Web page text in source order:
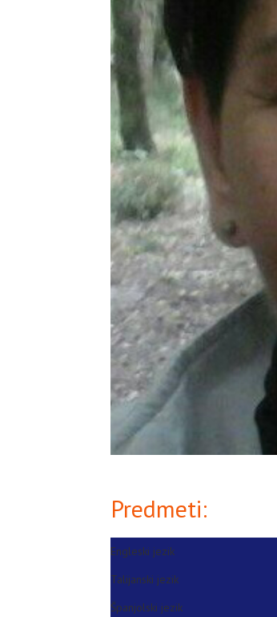
Predmeti:
Engleski jezik
Talijanski jezik
Španjolski jezik